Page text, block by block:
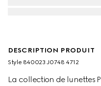
DESCRIPTION PRODUIT
Style ‎840023 J0748 4712
La collection de lunettes